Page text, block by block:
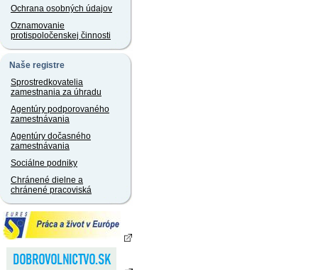
Ochrana osobných údajov
Oznamovanie
protispoločenskej činnosti
Naše registre
Sprostredkovatelia
zamestnania za úhradu
Agentúry podporovaného
zamestnávania
Agentúry dočasného
zamestnávania
Sociálne podniky
Chránené dielne a
chránené pracoviská